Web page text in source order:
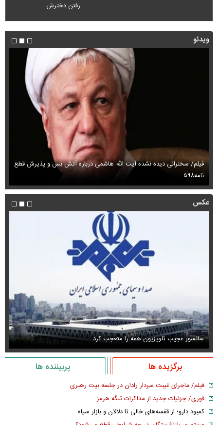
رفتن دخترش
ویدئو
فیلم/ سخنرانی دیده نشده آیت الله هاشمی درباره آتش بس و پذیرش قطع
نامه۵۹۸
عکس
سانسور عجیب تلویزیون همه را متعجب کرد
برگزیده ها پربیننده ها
فیلم/ ماجرای غیبت سردار رادان در جلسه بیت رهبری
فوری/ جزئیات جدید از مذاکرات تنگه هرمز
کمبود دارو؛ از قفسه‌های خالی تا دلالان و بازار سیاه